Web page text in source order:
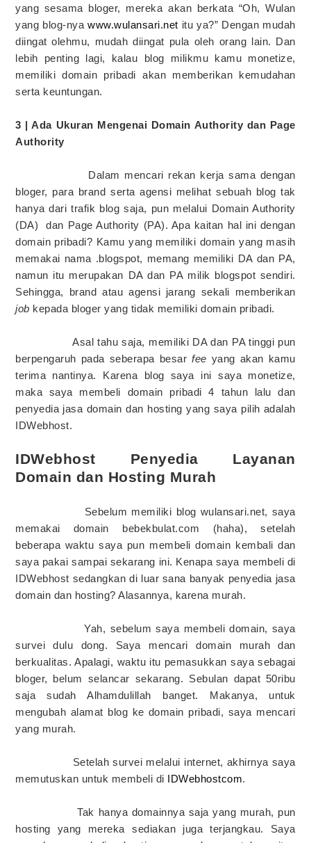
yang sesama bloger, mereka akan berkata “Oh, Wulan
yang blog-nyawww.wulansari.net itu ya?” Dengan mudah
diingat olehmu, mudah diingat pula oleh orang lain. Dan
lebih penting lagi, kalau blog milikmu kamu monetize,
memiliki domain pribadi akan memberikan kemudahan
serta keuntungan.
3 | Ada Ukuran Mengenai Domain Authority dan Page
Authority
Dalam mencari rekan kerja sama dengan
bloger, para brand serta agensi melihat sebuah blog tak
hanya dari trafik blog saja, pun melalui Domain Authority
(DA)
dan Page Authority (PA). Apa kaitan hal ini dengan
domain pribadi? Kamu yang memiliki domain yang masih
memakai nama .blogspot, memang memiliki DA dan PA,
namun itu merupakan DA dan PA milik blogspot sendiri.
Sehingga, brand atau agensi jarang sekali memberikan
job kepada bloger yang tidak memiliki domain pribadi.
Asal tahu saja, memiliki DA dan PA tinggi pun
berpengaruh pada seberapa besarfee yang akan kamu
terima nantinya. Karena blog saya ini saya monetize,
maka saya membeli domain pribadi 4 tahun lalu dan
penyedia jasa domain dan hosting yang saya pilih adalah
IDWebhost.
IDWebhost Penyedia Layanan
Domain dan Hosting Murah
Sebelum memiliki blog wulansari.net, saya
memakai domain bebekbulat.com (haha), setelah
beberapa waktu saya pun membeli domain kembali dan
saya pakai sampai sekarang ini. Kenapa saya membeli di
IDWebhost sedangkan di luar sana banyak penyedia jasa
domain dan hosting? Alasannya, karena murah.
Yah, sebelum saya membeli domain, saya
survei dulu dong. Saya mencari domain murah dan
berkualitas. Apalagi, waktu itu pemasukkan saya sebagai
bloger, belum selancar sekarang. Sebulan dapat 50ribu
saja sudah Alhamdulillah banget. Makanya, untuk
mengubah alamat blog ke domain pribadi, saya mencari
yang murah.
Setelah survei melalui internet, akhirnya saya
memutuskan untuk membeli di IDWebhostcom.
Tak hanya domainnya saja yang murah, pun
hosting yang mereka sediakan juga terjangkau. Saya